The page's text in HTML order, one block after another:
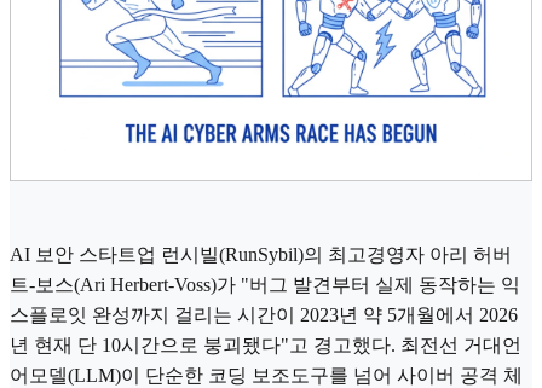
AI 보안 스타트업 런시빌(RunSybil)의 최고경영자 아리 허버
트-보스(Ari Herbert-Voss)가 "버그 발견부터 실제 동작하는 익
스플로잇 완성까지 걸리는 시간이 2023년 약 5개월에서 2026
년 현재 단 10시간으로 붕괴됐다"고 경고했다. 최전선 거대언
어모델(LLM)이 단순한 코딩 보조도구를 넘어 사이버 공격 체